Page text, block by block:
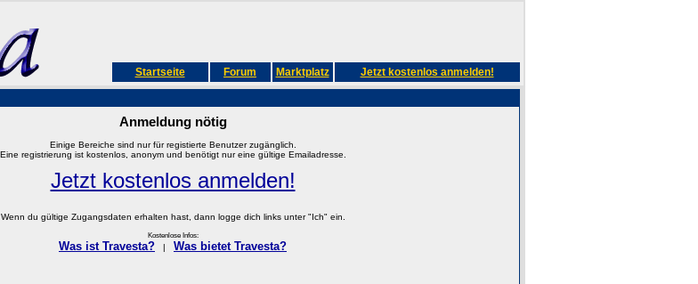
Startseite Forum Marktplatz Jetzt kostenlos anmelden!
Anmeldung nötig
Einige Bereiche sind nur für registierte Benutzer zugänglich.
Eine registrierung ist kostenlos, anonym und benötigt nur eine gültige Emailadresse.
Jetzt kostenlos anmelden!
Wenn du gültige Zugangsdaten erhalten hast, dann logge dich links unter "Ich" ein.
Kostenlose Infos:
Was ist Travesta? Was bietet Travesta?